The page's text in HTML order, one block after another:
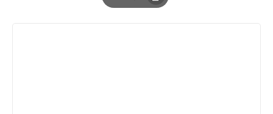
Print